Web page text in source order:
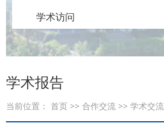
学术访问
学术报告
当前位置： 首页 >> 合作交流 >> 学术交流